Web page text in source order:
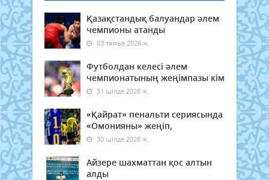
Қазақстандық балуандар әлем
чемпионы атанды
03 тамыз 2026 ж.
Футболдан келесі әлем
чемпионатының жеңімпазы кім
31 шілде 2026 ж.
«Қайрат» пенальти сериясында
«Омонияны» жеңіп,
30 шілде 2026 ж.
Айзере шахматтан қос алтын
алды